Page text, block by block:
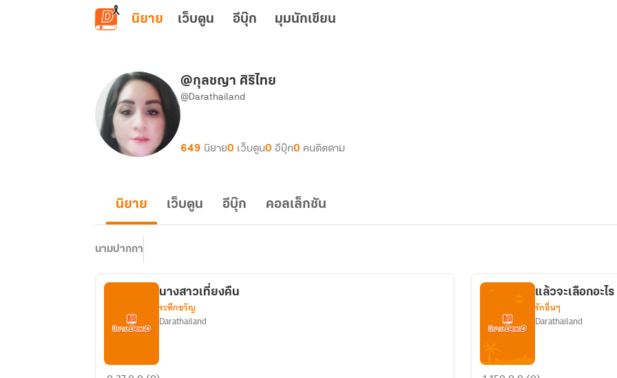
ข้ามไปยังเนื้อหาหลัก
นิยาย เว็บตูน อีบุ๊ก มุมนักเขียน
@กุลชญา ศิริไทย
@Darathailand
649 นิยาย0 เว็บตูน0 อีบุ๊ก0 คนติดตาม
นิยาย เว็บตูน อีบุ๊ก คอลเล็กชัน
นามปากกา
นางสาว
นางสาวเที่ยงคืน
ระทึกขวัญ
Darathailand
แล้ว
แล้วจะเลือกอะไร
รักอื่นๆ
Darathailand